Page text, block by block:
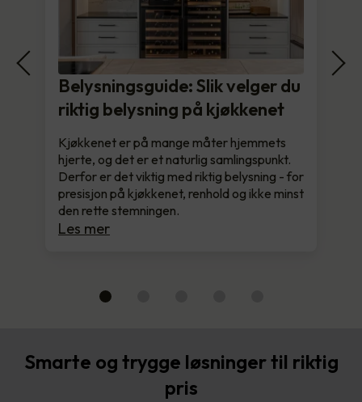
Belysningsguide: Slik velger du
riktig belysning på kjøkkenet
Kjøkkenet er på mange måter hjemmets
hjerte, og det er et naturlig samlingspunkt.
Derfor er det viktig med riktig belysning - for
presisjon på kjøkkenet, renhold og ikke minst
den rette stemningen.
Les mer
Smarte og trygge løsninger til riktig
pris